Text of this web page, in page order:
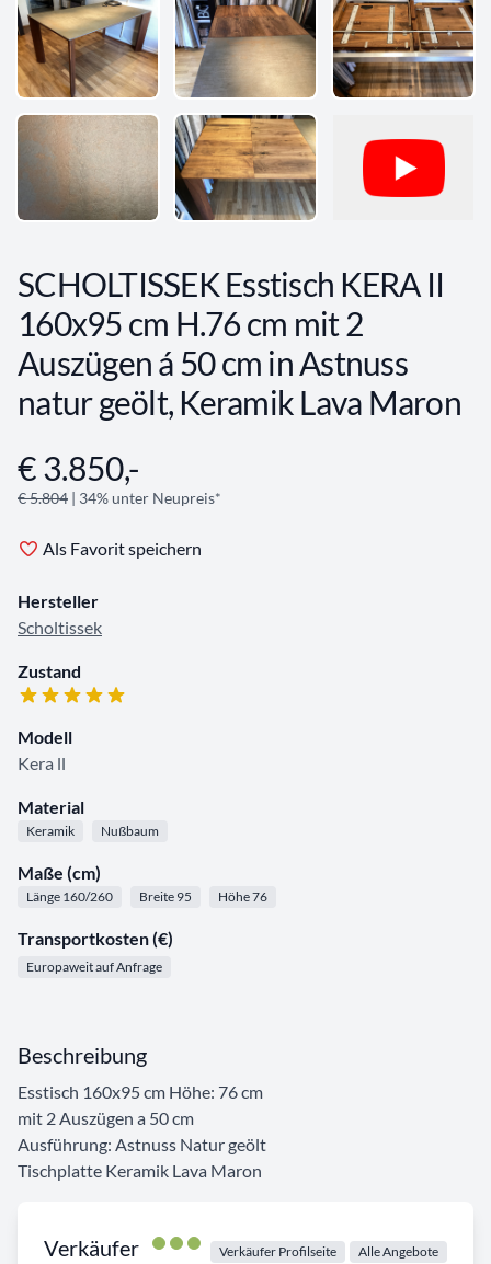
SCHOLTISSEK Esstisch KERA II
160x95 cm H.76 cm mit 2
Auszügen á 50 cm in Astnuss
natur geölt, Keramik Lava Maron
Angebotsinformationen
€ 3.850,-
€ 5.804 | 34% unter Neupreis*
Als Favorit speichern
Hersteller
Scholtissek
Zustand
Modell
Kera ll
Material
Keramik Nußbaum
Maße (cm)
Länge 160/260 Breite 95 Höhe 76
Transportkosten (€)
Europaweit auf Anfrage
Verkäufer Verkäufer Profilseite Alle Angebote
Beschreibung
Esstisch 160x95 cm Höhe: 76 cm
mit 2 Auszügen a 50 cm
Ausführung: Astnuss Natur geölt
Tischplatte Keramik Lava Maron